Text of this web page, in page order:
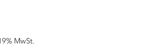
MwSt.